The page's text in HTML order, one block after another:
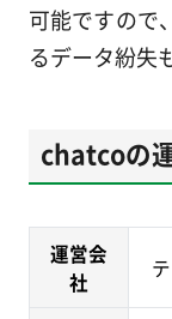
可能ですので
るデータ紛失
chatcoの
運営会
社